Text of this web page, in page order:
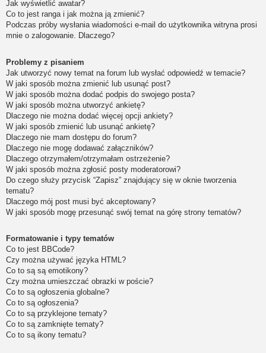
Jak wyświetlić awatar?
Co to jest ranga i jak można ją zmienić?
Podczas próby wysłania wiadomości e-mail do użytkownika witryna prosi
mnie o zalogowanie. Dlaczego?
Problemy z pisaniem
Jak utworzyć nowy temat na forum lub wysłać odpowiedź w temacie?
W jaki sposób można zmienić lub usunąć post?
W jaki sposób można dodać podpis do swojego posta?
W jaki sposób można utworzyć ankietę?
Dlaczego nie można dodać więcej opcji ankiety?
W jaki sposób zmienić lub usunąć ankietę?
Dlaczego nie mam dostępu do forum?
Dlaczego nie mogę dodawać załączników?
Dlaczego otrzymałem/otrzymałam ostrzeżenie?
W jaki sposób można zgłosić posty moderatorowi?
Do czego służy przycisk “Zapisz” znajdujący się w oknie tworzenia
tematu?
Dlaczego mój post musi być akceptowany?
W jaki sposób mogę przesunąć swój temat na górę strony tematów?
Formatowanie i typy tematów
Co to jest BBCode?
Czy można używać języka HTML?
Co to są są emotikony?
Czy można umieszczać obrazki w poście?
Co to są ogłoszenia globalne?
Co to są ogłoszenia?
Co to są przyklejone tematy?
Co to są zamknięte tematy?
Co to są ikony tematu?